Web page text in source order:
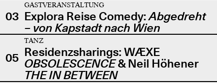
03
GASTVERANSTALTUNG
Explora Reise Comedy:Abgedreht
– von Kapstadt nach Wien
05
TANZ
Residenzsharings: WÆXE
OBSOLESCENCE& Neil Höhener
THE IN BETWEEN